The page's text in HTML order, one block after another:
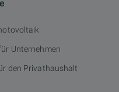
Unternehmen
den Privathaushalt